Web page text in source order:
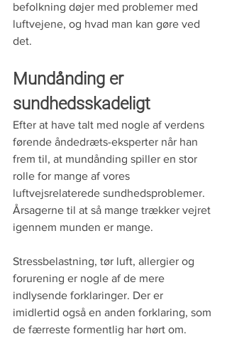
befolkning døjer med problemer med
luftvejene, og hvad man kan gøre ved
det.
Mundånding er
sundhedsskadeligt
Efter at have talt med nogle af verdens
førende åndedræts-eksperter når han
frem til, at mundånding spiller en stor
rolle for mange af vores
luftvejsrelaterede sundhedsproblemer.
Årsagerne til at så mange trækker vejret
igennem munden er mange.
Stressbelastning, tør luft, allergier og
forurening er nogle af de mere
indlysende forklaringer. Der er
imidlertid også en anden forklaring, som
de færreste formentlig har hørt om.